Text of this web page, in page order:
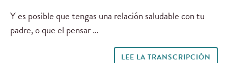
Y es posible que tengas una relación saludable con tu
padre, o que el pensar …
LEE LA TRANSCRIPCIÓN